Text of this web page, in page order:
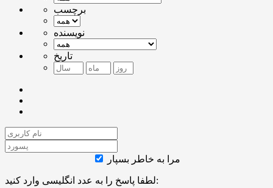
برچسب
نویسنده
تاریخ
مرا به خاطر بسپار
لطفا پاسخ را به عدد انگلیسی وارد کنید: